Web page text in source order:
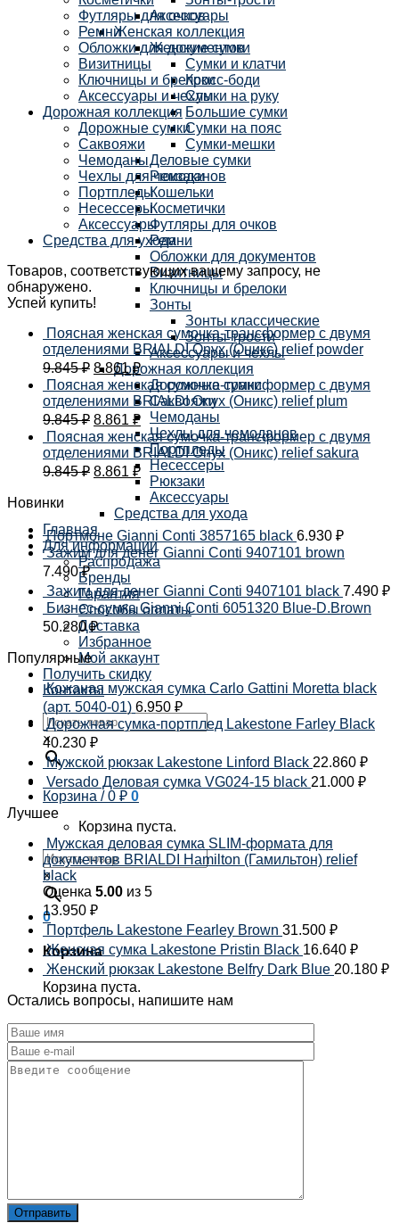
Аксессуары
Женская коллекция
Женские сумки
Сумки и клатчи
Кросс-боди
Сумки на руку
Большие сумки
Сумки на пояс
Сумки-мешки
Деловые сумки
Рюкзаки
Кошельки
Косметички
Футляры для очков
Ремни
Обложки для документов
Визитницы
Ключницы и брелоки
Зонты
Зонты классические
Зонты-трости
Аксессуары и чехлы
Дорожная коллекция
Дорожные сумки
Саквояжи
Чемоданы
Чехлы для чемоданов
Портпледы
Несессеры
Рюкзаки
Аксессуары
Средства для ухода
Главная
Для информации
Распродажа
Бренды
Гарантия
Способы оплаты
Доставка
Избранное
Мой аккаунт
Получить скидку
Контакты
×
Корзина /0 ₽ 0
Корзина пуста.
×
0
Корзина
Корзина пуста.
Футляры для очков
Ремни
Обложки для документов
Визитницы
Ключницы и брелоки
Аксессуары и чехлы
Дорожная коллекция
Дорожные сумки
Саквояжи
Чемоданы
Чехлы для чемоданов
Портпледы
Несессеры
Аксессуары
Средства для ухода
Товаров, соответствующих вашему запросу, не
обнаружено.
Успей купить!
Поясная женская сумочка-трансформер с двумя
отделениями BRIALDI Onyx (Оникс) relief powder
9.845₽ 8.861₽
Поясная женская сумочка-трансформер с двумя
отделениями BRIALDI Onyx (Оникс) relief plum
9.845₽ 8.861 ₽
Поясная женская сумочка-трансформер с двумя
отделениями BRIALDI Onyx (Оникс) relief sakura
9.845₽ 8.861 ₽
Новинки
Портмоне Gianni Conti 3857165 black 6.930 ₽
Зажим для денег Gianni Conti 9407101 brown
7.490₽
Зажим для денег Gianni Conti 9407101 black 7.490 ₽
Бизнес-сумка Gianni Conti 6051320 Blue-D.Brown
50.280₽
Популярные
Кожаная мужская сумка Carlo Gattini Moretta black
(арт. 5040-01) 6.950 ₽
Дорожная сумка-портплед Lakestone Farley Black
40.230 ₽
Мужской рюкзак Lakestone Linford Black 22.860 ₽
Versado Деловая сумка VG024-15 black 21.000 ₽
Лучшее
Мужская деловая сумка SLIM-формата для
документов BRIALDI Hamilton (Гамильтон) relief
black
Оценка 5.00 из 5
13.950 ₽
Портфель Lakestone Fearley Brown 31.500 ₽
Женская сумка Lakestone Pristin Black 16.640 ₽
Женский рюкзак Lakestone Belfry Dark Blue 20.180 ₽
Остались вопросы, напишите нам